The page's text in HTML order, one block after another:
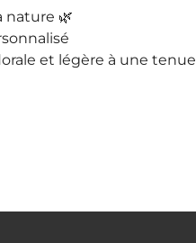
nature 🌿
et légère à une tenue